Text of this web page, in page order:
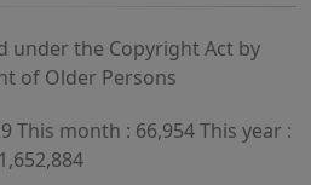
under the Copyright Act by
of Older Persons
This month : 66,954 This year :
1,652,884